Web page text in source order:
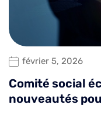
février 5, 2026
Comité social
nouveautés